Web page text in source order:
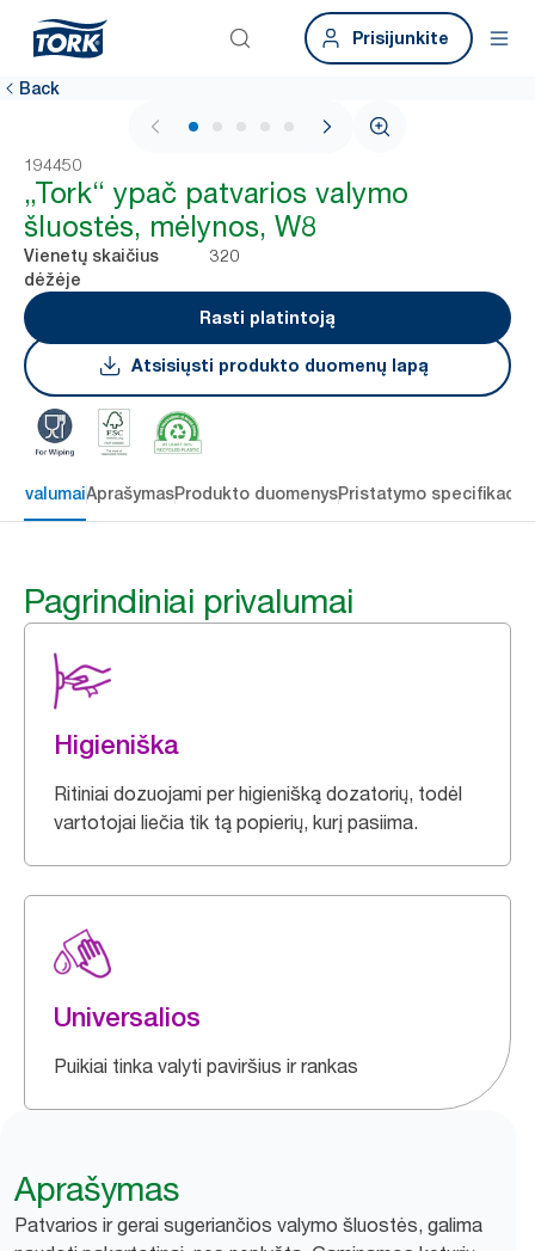
Prisijunkite
Back
1 / 6
194450
„Tork“ ypač patvarios valymo
šluostės, mėlynos, W8
Vienetų skaičius
dėžėje
320
Rasti platintoją
Atsisiųsti produkto duomenų lapą
AprašymasProdukto duomenysPristatymo
Pagrindiniai privalumai
Higieniška
Ritiniai dozuojami per higienišką dozatorių, todėl
vartotojai liečia tik tą popierių, kurį pasiima.
Universalios
Puikiai tinka valyti paviršius ir rankas
Aprašymas
Patvarios ir gerai sugeriančios valymo šluostės, galima